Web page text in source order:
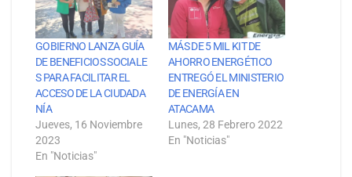
GOBIERNO LANZA GUÍA
DE BENEFICIOS SOCIALE
S PARA FACILITAR EL
ACCESO DE LA CIUDADA
NÍA
Jueves, 16 Noviembre
2023
En "Noticias"
MÁS DE 5 MIL KIT DE
AHORRO ENERGÉTICO
ENTREGÓ EL MINISTERIO
DE ENERGÍA EN
ATACAMA
Lunes, 28 Febrero 2022
En "Noticias"